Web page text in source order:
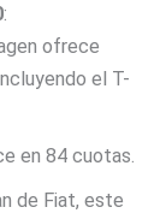
:
ofrece
el T-
en 84 cuotas.
de Fiat, este